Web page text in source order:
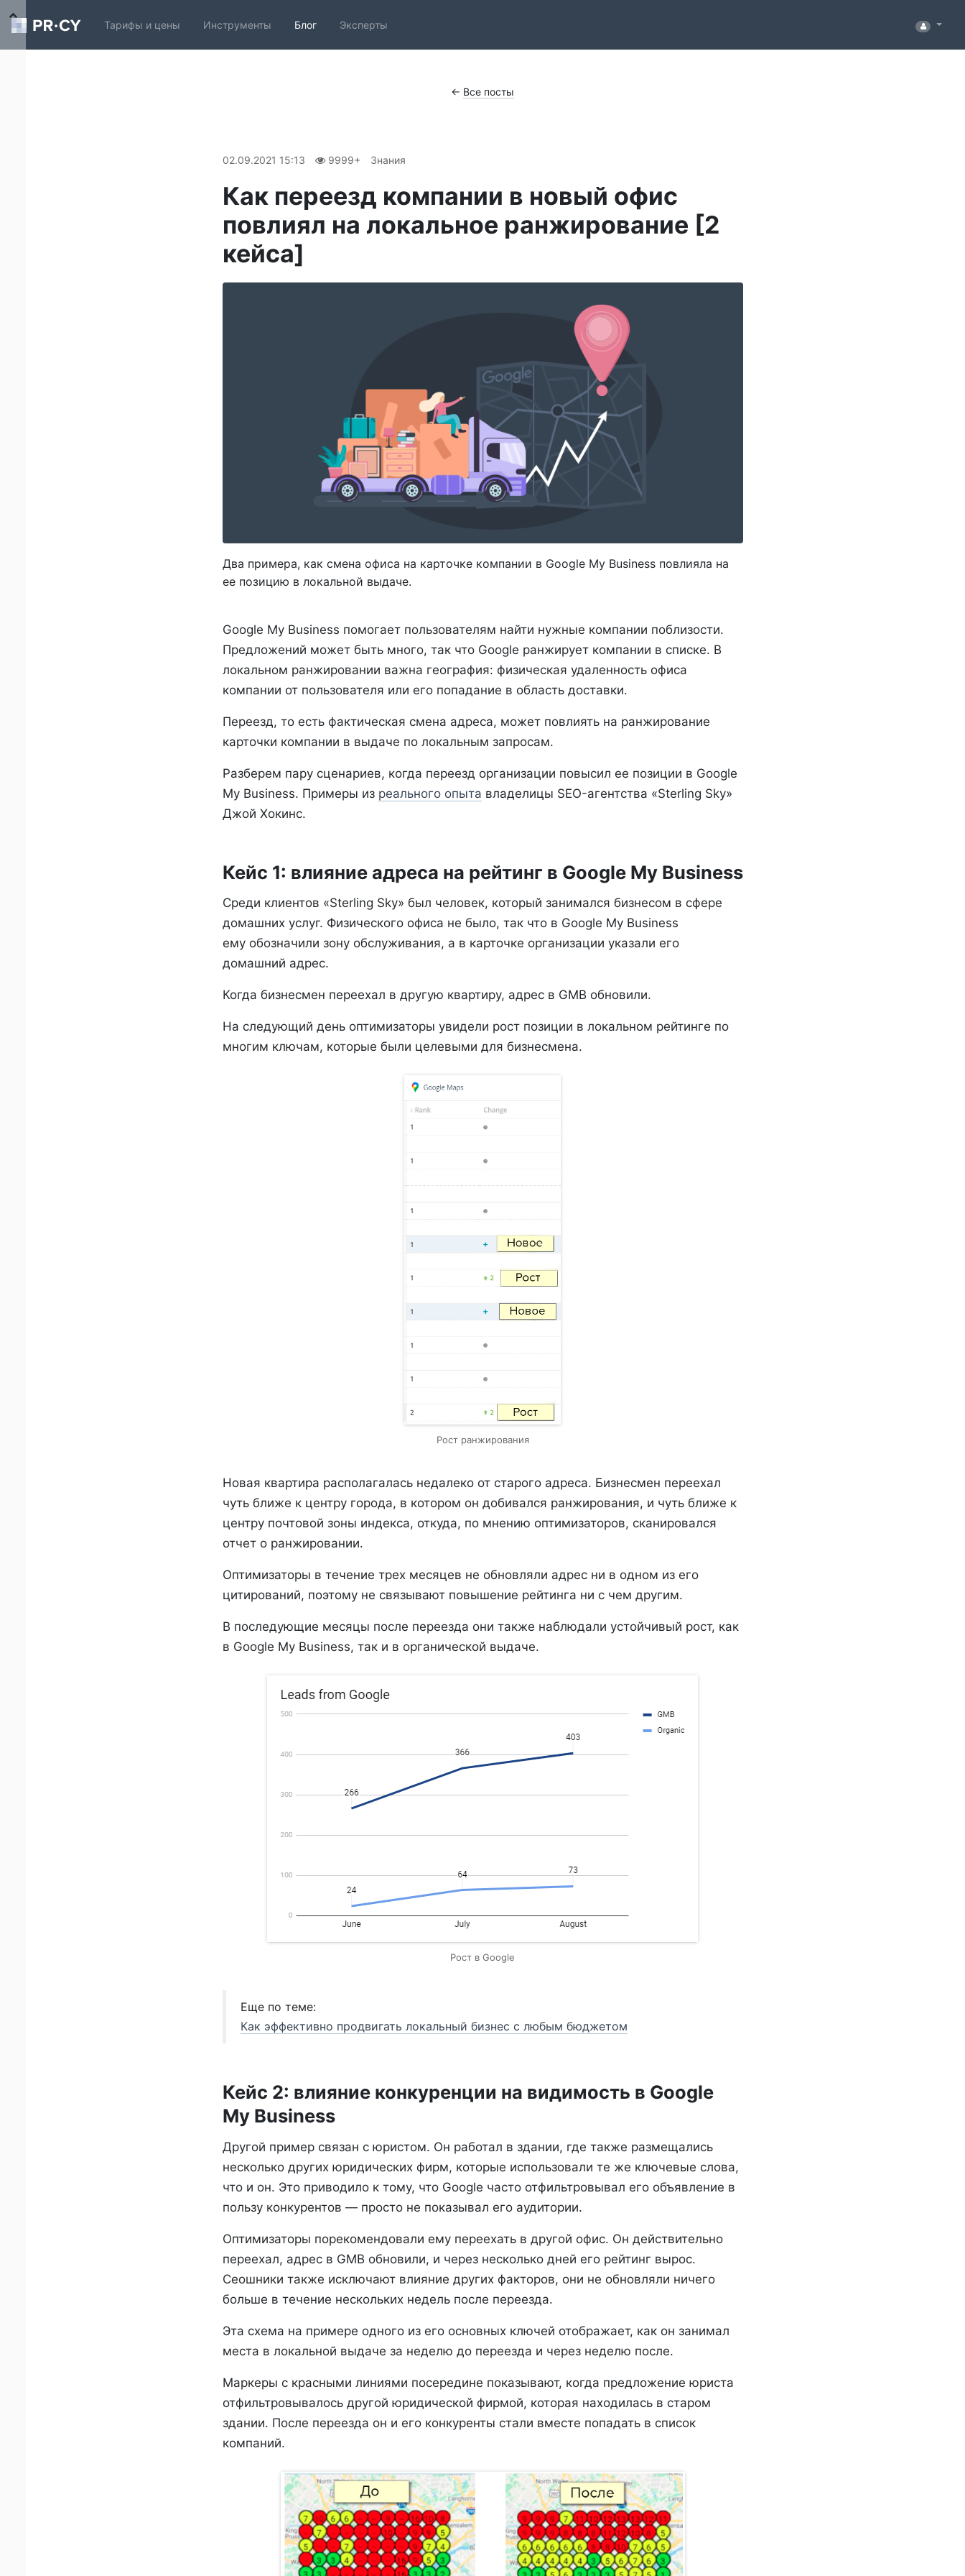
Тарифы и цены Инструменты Блог Эксперты
← Все посты
02.09.2021 15:13 9999+ Знания
Как переезд компании в новый офис
повлиял на локальное ранжирование [2
кейса]
Два примера, как смена офиса на карточке компании в Google My Business повлияла на
ее позицию в локальной выдаче.
Google My Business помогает пользователям найти нужные компании поблизости.
Предложений может быть много, так что Google ранжирует компании в списке. В
локальном ранжировании важна география: физическая удаленность офиса
компании от пользователя или его попадание в область доставки.
Переезд, то есть фактическая смена адреса, может повлиять на ранжирование
карточки компании в выдаче по локальным запросам.
Разберем пару сценариев, когда переезд организации повысил ее позиции в Google
My Business. Примеры из реального опыта владелицы SEO-агентства «Sterling Sky»
Джой Хокинс.
Кейс 1: влияние адреса на рейтинг в Google My Business
Среди клиентов «Sterling Sky» был человек, который занимался бизнесом в сфере
домашних услуг. Физического офиса не было, так что в Google My Business
ему обозначили зону обслуживания, а в карточке организации указали его
домашний адрес.
Когда бизнесмен переехал в другую квартиру, адрес в GMB обновили.
На следующий день оптимизаторы увидели рост позиции в локальном рейтинге по
многим ключам, которые были целевыми для бизнесмена.
Рост ранжирования
Новая квартира располагалась недалеко от старого адреса. Бизнесмен переехал
чуть ближе к центру города, в котором он добивался ранжирования, и чуть ближе к
центру почтовой зоны индекса, откуда, по мнению оптимизаторов, сканировался
отчет о ранжировании.
Оптимизаторы в течение трех месяцев не обновляли адрес ни в одном из его
цитирований, поэтому не связывают повышение рейтинга ни с чем другим.
В последующие месяцы после переезда они также наблюдали устойчивый рост, как
в Google My Business, так и в органической выдаче.
Рост в Google
Еще по теме:
Как эффективно продвигать локальный бизнес с любым бюджетом
Кейс 2: влияние конкуренции на видимость в Google
My Business
Другой пример связан с юристом. Он работал в здании, где также размещались
несколько других юридических фирм, которые использовали те же ключевые слова,
что и он. Это приводило к тому, что Google часто отфильтровывал его объявление в
пользу конкурентов — просто не показывал его аудитории.
Оптимизаторы порекомендовали ему переехать в другой офис. Он действительно
переехал, адрес в GMB обновили, и через несколько дней его рейтинг вырос.
Сеошники также исключают влияние других факторов, они не обновляли ничего
больше в течение нескольких недель после переезда.
Эта схема на примере одного из его основных ключей отображает, как он занимал
места в локальной выдаче за неделю до переезда и через неделю после.
Маркеры с красными линиями посередине показывают, когда предложение юриста
отфильтровывалось другой юридической фирмой, которая находилась в старом
здании. После переезда он и его конкуренты стали вместе попадать в список
компаний.